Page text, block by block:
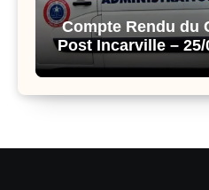
Compte Rendu du
Post Incarville – 25/